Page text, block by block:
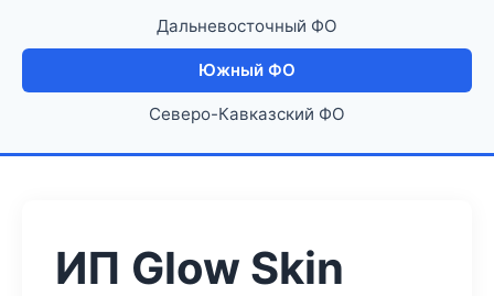
Дальневосточный ФО
Южный ФО
Северо-Кавказский ФО
ИП Glow Skin